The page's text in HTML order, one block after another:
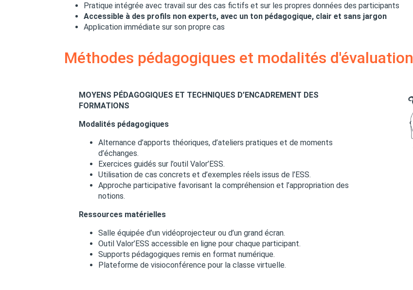
Pratique intégrée avec travail sur des cas fictifs et sur les propres données des participants
Accessible à des profils non experts, avec un ton pédagogique, clair et sans jargon
Application immédiate sur son propre cas
Méthodes pédagogiques et modalités d'évaluation
MOYENS PÉDAGOGIQUES ET TECHNIQUES D’ENCADREMENT DES
FORMATIONS
Modalités pédagogiques
Alternance d’apports théoriques, d’ateliers pratiques et de moments
d’échanges.
Exercices guidés sur l’outil Valor’ESS.
Utilisation de cas concrets et d’exemples réels issus de l’ESS.
Approche participative favorisant la compréhension et l’appropriation des
notions.
Ressources matérielles
Salle équipée d’un vidéoprojecteur ou d’un grand écran.
Outil Valor’ESS accessible en ligne pour chaque participant.
Supports pédagogiques remis en format numérique.
Plateforme de visioconférence pour la classe virtuelle.